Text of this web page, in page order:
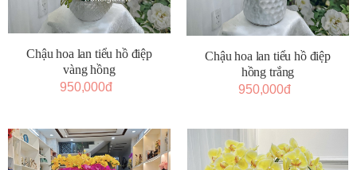
Chậu hoa lan tiểu hồ điệp
vàng hồng
950,000đ
Chậu hoa lan tiểu hồ điệp
hồng trắng
950,000đ